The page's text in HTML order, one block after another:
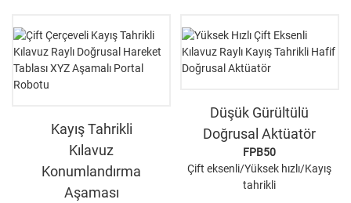
Kayış Tahrikli
Kılavuz
Konumlandırma
Aşaması
Düşük Gürültülü
Doğrusal Aktüatör
FPB50
Çift eksenli/Yüksek hızlı/Kayış
tahrikli